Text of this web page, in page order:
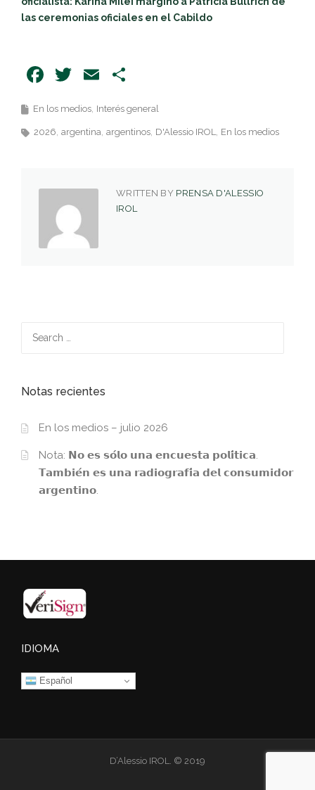
las ceremonias oficiales en el Cabildo
Facebook
Twitter
Email
En los medios Interés general
2026 argentina argentinos D'Alessio IROL En los medios
WRITTEN BY PRENSA D'ALESSIO
IROL
Notas recientes
En los medios – julio 2026
Nota: 𝗡𝗼 𝗲𝘀 𝘀𝗼́𝗹𝗼 𝘂𝗻𝗮 𝗲𝗻𝗰𝘂𝗲𝘀𝘁𝗮 𝗽𝗼𝗹𝗶́𝘁𝗶𝗰𝗮.
𝗧𝗮𝗺𝗯𝗶𝗲́𝗻 𝗲𝘀 𝘂𝗻𝗮 𝗿𝗮𝗱𝗶𝗼𝗴𝗿𝗮𝗳𝗶́𝗮 𝗱𝗲𝗹 𝗰𝗼𝗻𝘀𝘂𝗺𝗶𝗱𝗼𝗿
𝗮𝗿𝗴𝗲𝗻𝘁𝗶𝗻𝗼.
IDIOMA
Español
D’Alessio IROL. © 2019